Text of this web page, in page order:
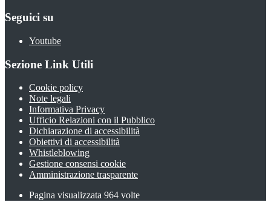
Seguici su
Youtube
Sezione Link Utili
Cookie policy
Note legali
Informativa Privacy
Ufficio Relazioni con il Pubblico
Dichiarazione di accessibilità
Obiettivi di accessibilità
Whistleblowing
Gestione consensi cookie
Amministrazione trasparente
Pagina visualizzata 964 volte